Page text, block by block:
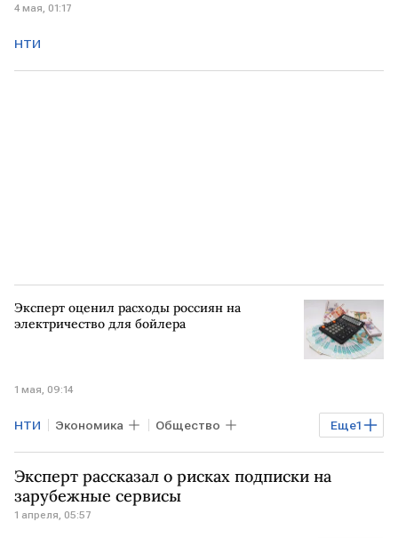
4 мая, 01:17
НТИ
Эксперт оценил расходы россиян на
электричество для бойлера
1 мая, 09:14
Еще1
НТИ Экономика Общество
МОСКВА
Эксперт рассказал о рисках подписки на
зарубежные сервисы
1 апреля, 05:57